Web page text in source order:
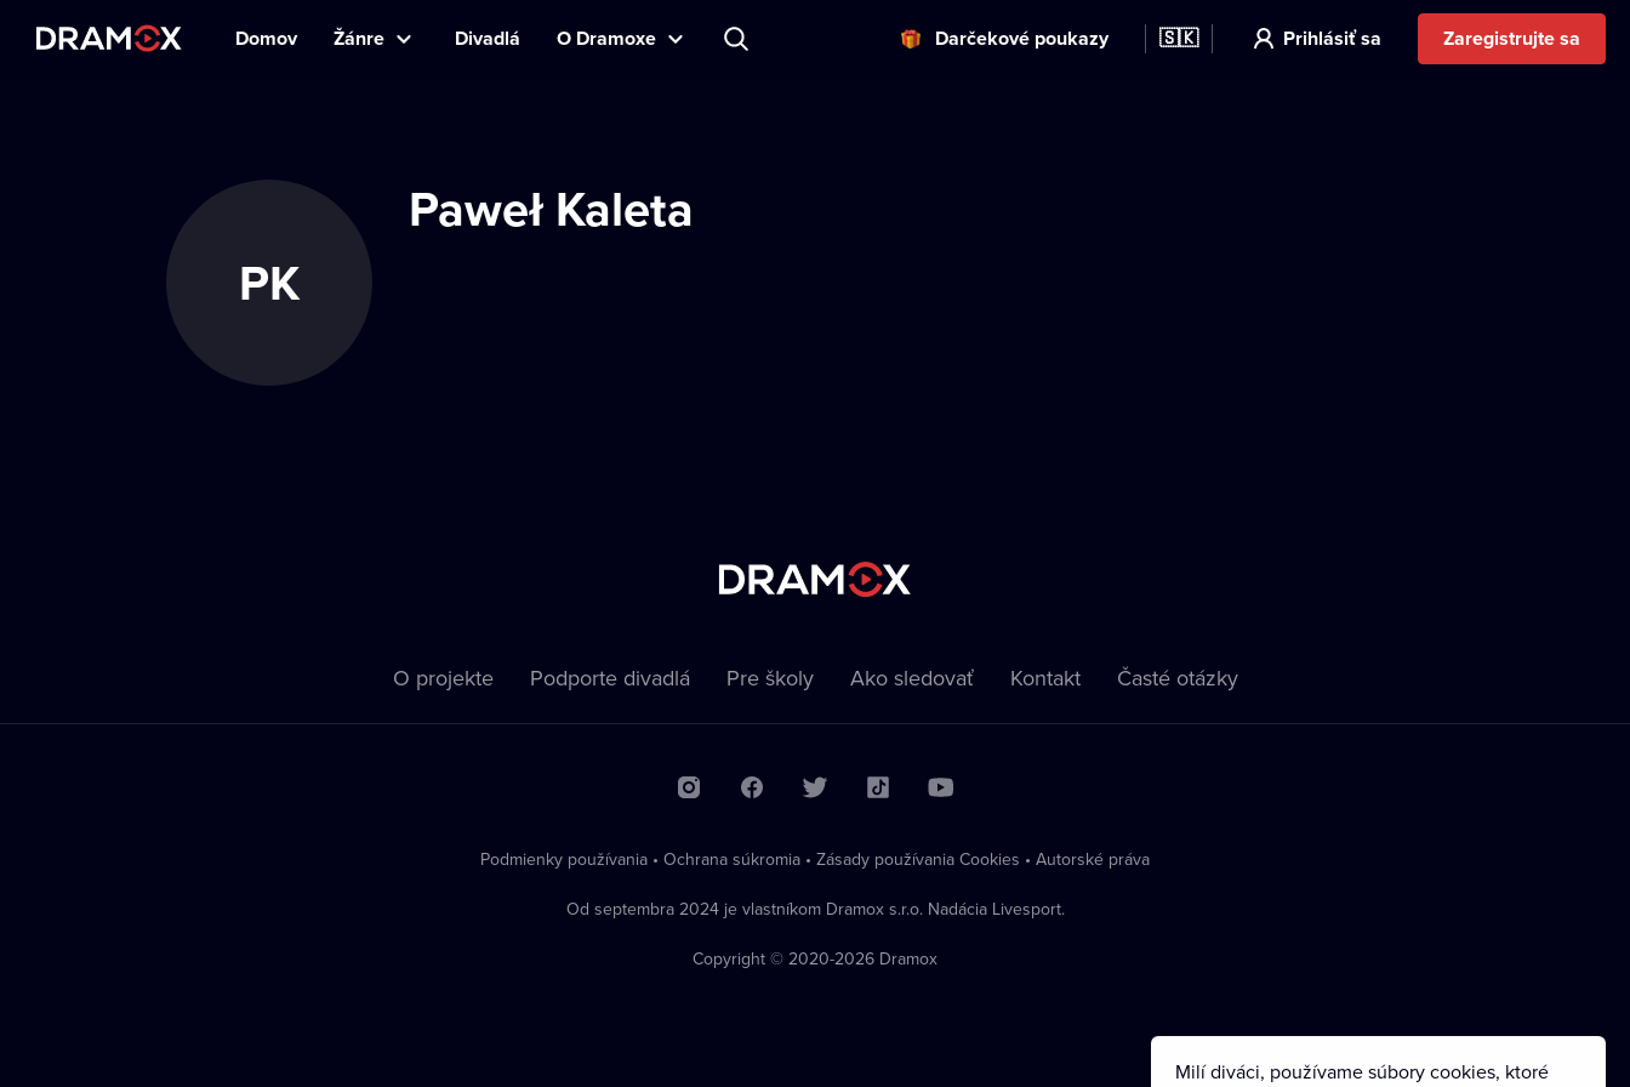
Domov Žánre Divadlá O Dramoxe Darčekové poukazy 🇸🇰 Prihlásiť sa Zaregistrujte sa
PK
Paweł Kaleta
O projekte Podporte divadlá Pre školy Ako sledovať Kontakt Časté otázky
Podmienky používania • Ochrana súkromia • Zásady používania Cookies • Autorské práva
Od septembra 2024 je vlastníkom Dramox s.r.o. Nadácia Livesport.
Copyright © 2020-2026 Dramox
Milí diváci, používame súbory cookies, ktoré